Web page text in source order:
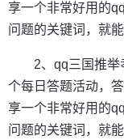
享一个非常好用的
问题的关键词，就
2、qq三国推
个每日答题活动，
享一个非常好用的
问题的关键词，就